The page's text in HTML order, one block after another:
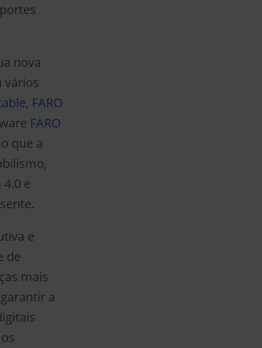
nova
vários
, FARO
FARO
que a
e
e
de
mais
a